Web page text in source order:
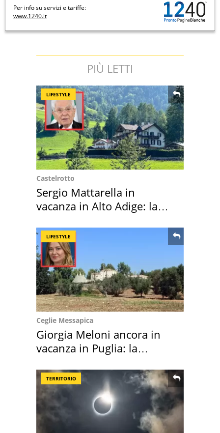
Per info su servizi e tariffe:
www.1240.it
PIÙ LETTI
LIFESTYLE
Castelrotto
Sergio Mattarella in
vacanza in Alto Adige: la
LIFESTYLE
Ceglie Messapica
Giorgia Meloni ancora in
vacanza in Puglia: la
TERRITORIO